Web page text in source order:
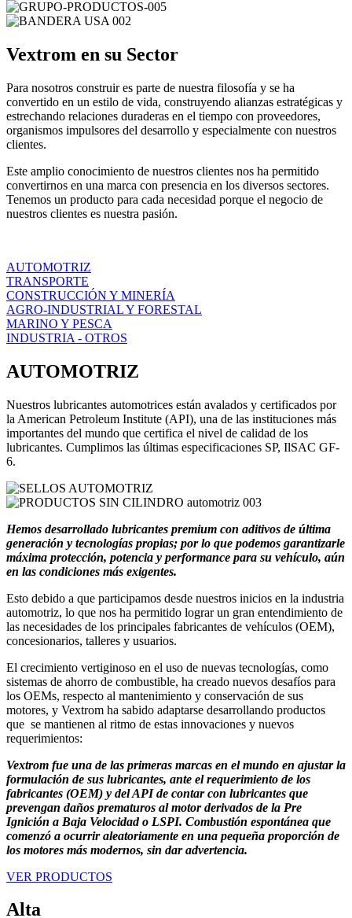
Vextrom en su Sector
Para nosotros construir es parte de nuestra filosofía y se ha
convertido en un estilo de vida, construyendo alianzas estratégicas y
estrechando relaciones duraderas en el tiempo con proveedores,
organismos impulsores del desarrollo y especialmente con nuestros
clientes.
Este amplio conocimiento de nuestros clientes nos ha permitido
convertirnos en una marca con presencia en los diversos sectores.
Tenemos un producto para cada necesidad porque el negocio de
nuestros clientes es nuestra pasión.
AUTOMOTRIZ
TRANSPORTE
CONSTRUCCIÓN Y MINERÍA
AGRO-INDUSTRIAL Y FORESTAL
MARINO Y PESCA
INDUSTRIA - OTROS
AUTOMOTRIZ
Nuestros lubricantes automotrices están avalados y certificados por
la American Petroleum Institute (API), una de las instituciones más
importantes del mundo que certifica el nivel de calidad de los
lubricantes. Cumplimos las últimas especificaciones SP, IlSAC GF-
6.
Hemos desarrollado lubricantes premium con aditivos de última
generación y tecnologías propias; por lo que podemos garantizarle
máxima protección, potencia y performance para su vehículo, aún
en las condiciones más exigentes.
Esto debido a que participamos desde nuestros inicios en la industria
automotriz, lo que nos ha permitido lograr un gran entendimiento de
las necesidades de los principales fabricantes de vehículos (OEM),
concesionarios, talleres y usuarios.
El crecimiento vertiginoso en el uso de nuevas tecnologías, como
sistemas de ahorro de combustible, ha creado nuevos desafíos para
los OEMs, respecto al mantenimiento y conservación de sus
motores, y Vextrom ha sabido adaptarse desarrollando productos
que se mantienen al ritmo de estas innovaciones y nuevos
requerimientos:
Vextrom fue una de las primeras marcas en el mundo en ajustar la
formulación de sus lubricantes, ante el requerimiento de los
fabricantes (OEM) y del API de contar con lubricantes que
prevengan daños prematuros al motor derivados de la Pre
Ignición a Baja Velocidad o LSPI. Combustión espontánea que
comenzó a ocurrir aleatoriamente en una pequeña proporción de
los motores más modernos, sin dar advertencia.
VER PRODUCTOS
Alta